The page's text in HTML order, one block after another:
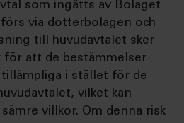
som ingåtts av Bolaget
via dotterbolagen och
till huvudavtalet sker
att de bestämmelser
i stället för de
vilket kan
villkor. Om denna risk